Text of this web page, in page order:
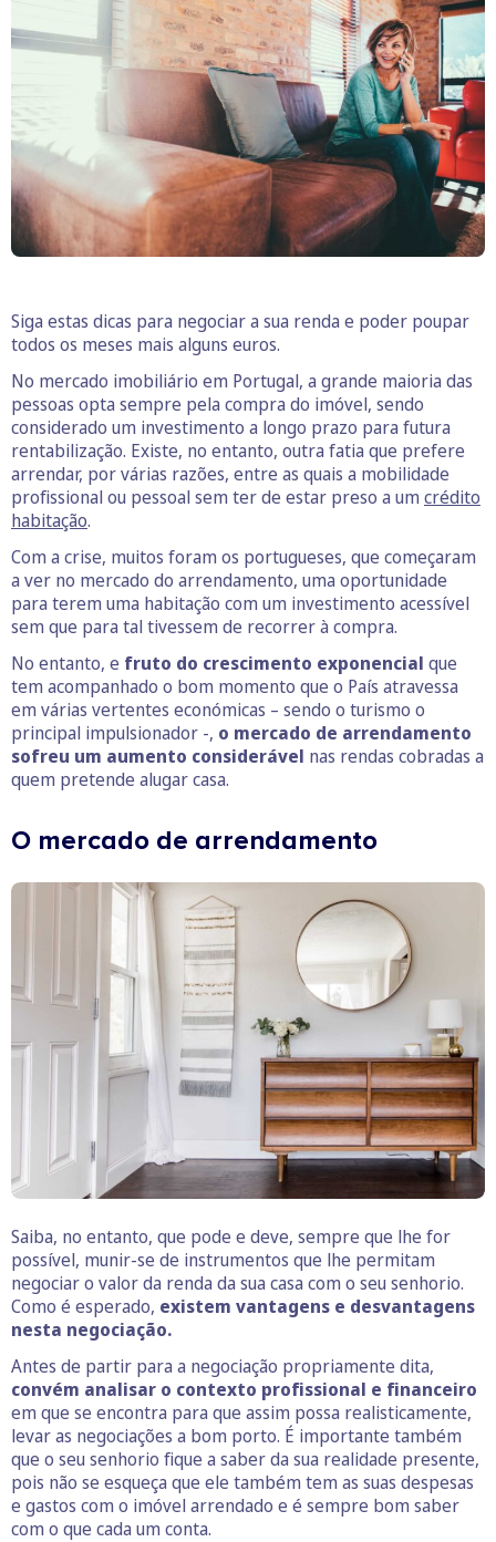
Siga estas dicas para negociar a sua renda e poder poupar
todos os meses mais alguns euros.
No mercado imobiliário em Portugal, a grande maioria das
pessoas opta sempre pela compra do imóvel, sendo
considerado um investimento a longo prazo para futura
rentabilização. Existe, no entanto, outra fatia que prefere
arrendar, por várias razões, entre as quais a mobilidade
profissional ou pessoal sem ter de estar preso a um crédito
habitação.
Com a crise, muitos foram os portugueses, que começaram
a ver no mercado do arrendamento, uma oportunidade
para terem uma habitação com um investimento acessível
sem que para tal tivessem de recorrer à compra.
No entanto, e fruto do crescimento exponencial que
tem acompanhado o bom momento que o País atravessa
em várias vertentes económicas – sendo o turismo o
principal impulsionador -, o mercado de arrendamento
sofreu um aumento considerável nas rendas cobradas a
quem pretende alugar casa.
O mercado de arrendamento
Saiba, no entanto, que pode e deve, sempre que lhe for
possível, munir-se de instrumentos que lhe permitam
negociar o valor da renda da sua casa com o seu senhorio.
Como é esperado, existem vantagens e desvantagens
nesta negociação.
Antes de partir para a negociação propriamente dita,
convém analisar o contexto profissional e financeiro
em que se encontra para que assim possa realisticamente,
levar as negociações a bom porto. É importante também
que o seu senhorio fique a saber da sua realidade presente,
pois não se esqueça que ele também tem as suas despesas
e gastos com o imóvel arrendado e é sempre bom saber
com o que cada um conta.